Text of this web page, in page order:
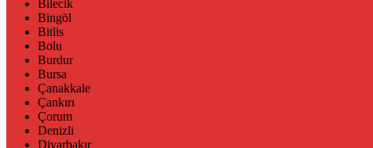
Bilecik
Bingöl
Bitlis
Bolu
Burdur
Bursa
Çanakkale
Çankırı
Çorum
Denizli
Diyarbakır